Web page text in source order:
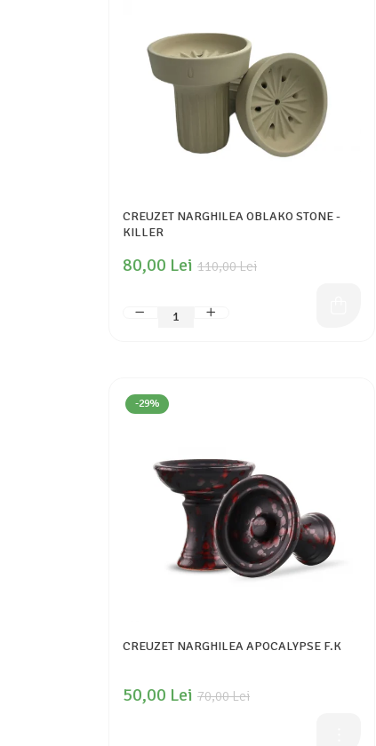
CREUZET NARGHILEA OBLAKO STONE -
KILLER
110,00 Lei
80,00 Lei
-29%
CREUZET NARGHILEA APOCALYPSE F.K
70,00 Lei
50,00 Lei